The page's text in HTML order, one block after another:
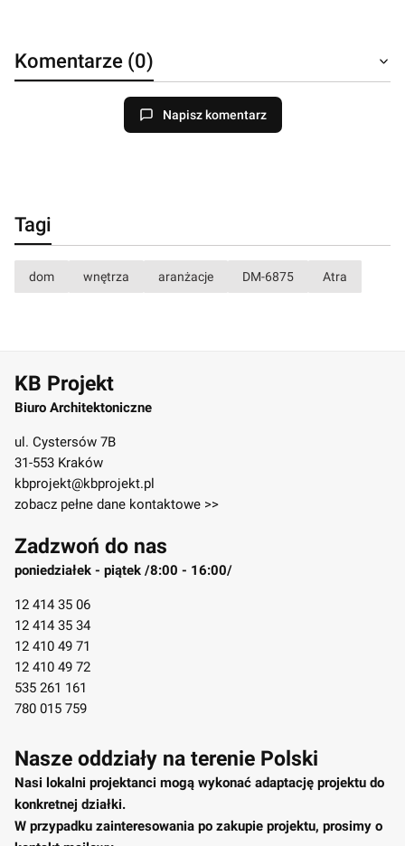
Komentarze (0)
Napisz komentarz
Tagi
dom wnętrza aranżacje DM-6875 Atra
KB Projekt
Biuro Architektoniczne
ul. Cystersów 7B
31-553 Kraków
kbprojekt@kbprojekt.pl
zobacz pełne dane kontaktowe >>
Zadzwoń do nas
poniedziałek - piątek /8:00 - 16:00/
12 414 35 06
12 414 35 34
12 410 49 71
12 410 49 72
535 261 161
780 015 759
Nasze oddziały na terenie Polski
Nasi lokalni projektanci mogą wykonać adaptację projektu do
konkretnej działki.
W przypadku zainteresowania po zakupie projektu, prosimy o